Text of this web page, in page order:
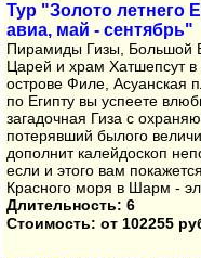
Тур "Золото летнего
авиа, май - сентябрь"
Пирамиды Гизы, Большой
Царей и храм Хатшепсут
острове Филе, Асуанская
по Египту вы успеете
загадочная Гиза с
потерявший былого
дополнит калейдоскоп
если и этого вам
Красного моря в Шарм -
Длительность: 6
Стоимость: от 102255